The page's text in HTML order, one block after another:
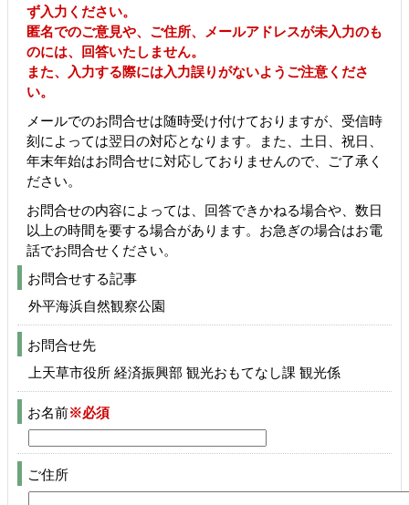
ず入力ください。
匿名でのご意見や、ご住所、メールアドレスが未入力のも
のには、回答いたしません。
また、入力する際には入力誤りがないようご注意くださ
い。
メールでのお問合せは随時受け付けておりますが、受信時
刻によっては翌日の対応となります。また、土日、祝日、
年末年始はお問合せに対応しておりませんので、ご了承く
ださい。
お問合せの内容によっては、回答できかねる場合や、数日
以上の時間を要する場合があります。お急ぎの場合はお電
話でお問合せください。
お問合せする記事
外平海浜自然観察公園
お問合せ先
上天草市役所 経済振興部 観光おもてなし課 観光係
お名前※必須
ご住所